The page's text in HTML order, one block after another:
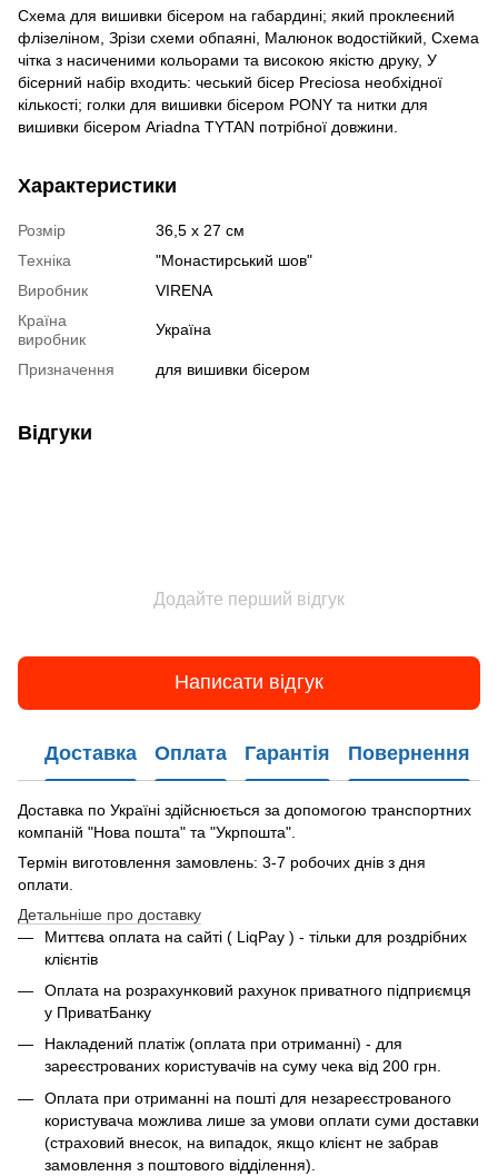
Схема для вишивки бісером на габардині; який проклеєний
флізеліном, Зрізи схеми обпаяні, Малюнок водостійкий, Схема
чітка з насиченими кольорами та високою якістю друку, У
бісерний набір входить: чеський бісер Preciosa необхідної
кількості; голки для вишивки бісером PONY та нитки для
вишивки бісером Ariadna TYTAN потрібної довжини.
Характеристики
Розмір
36,5 х 27 см
Техніка
"Монастирський шов"
Виробник
VIRENA
Країна
виробник
Україна
Призначення для вишивки бісером
Відгуки
Додайте перший відгук
Написати відгук
Доставка Оплата Гарантія Повернення
Доставка по Україні здійснюється за допомогою транспортних
компаній "Нова пошта" та "Укрпошта".
Термін виготовлення замовлень: 3-7 робочих днів з дня
оплати.
Детальніше про доставку
Миттєва оплата на сайті ( LiqPay ) - тільки для роздрібних
клієнтів
Оплата на розрахунковий рахунок приватного підприємця
у ПриватБанку
Накладений платіж (оплата при отриманні) - для
зареєстрованих користувачів на суму чека від 200 грн.
Оплата при отриманні на пошті для незареєстрованого
користувача можлива лише за умови оплати суми доставки
(страховий внесок, на випадок, якщо клієнт не забрав
замовлення з поштового відділення).